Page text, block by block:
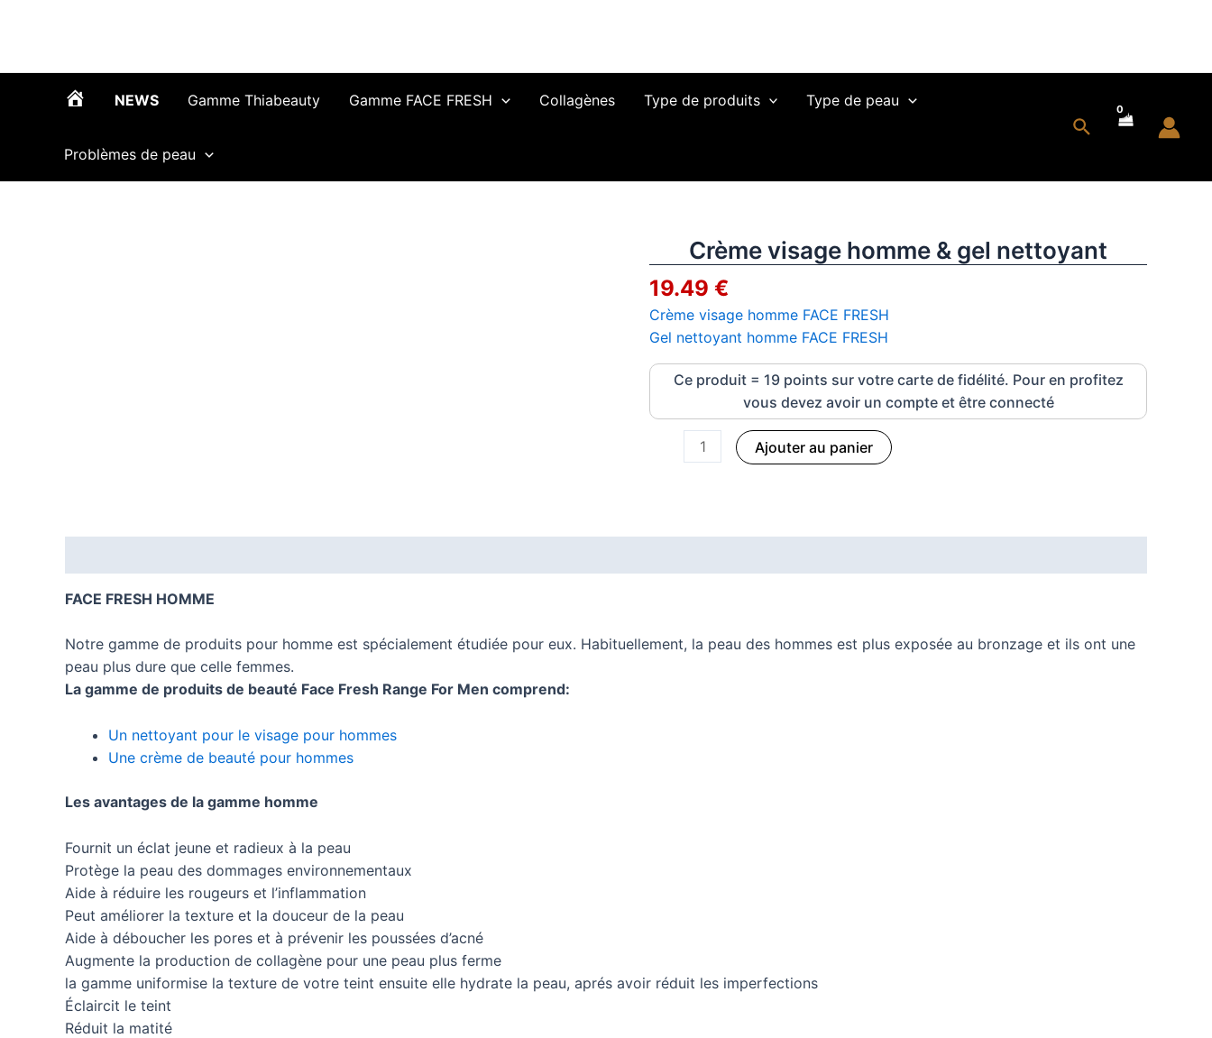
h
F
c
e
NEWS Gamme Thiabeauty Gamme FACE FRESH Collagènes Type de produits Type de peau
Problèmes de peau
Rechercher
Crème visage homme & gel nettoyant
19.49 €
Crème visage homme FACE FRESH
Gel nettoyant homme FACE FRESH
Ce produit = 19 points sur votre carte de fidélité. Pour en profitez
vous devez avoir un compte et être connecté
quantité
de
Crème
visage
homme
&
Ajouter au panier
FACE FRESH HOMME
Notre gamme de produits pour homme est spécialement étudiée pour eux. Habituellement, la peau des hommes est plus exposée au bronzage et ils ont une
peau plus dure que celle femmes.
La gamme de produits de beauté Face Fresh Range For Men comprend:
Un nettoyant pour le visage pour hommes
Une crème de beauté pour hommes
Les avantages de la gamme homme
Fournit un éclat jeune et radieux à la peau
Protège la peau des dommages environnementaux
Aide à réduire les rougeurs et l’inflammation
Peut améliorer la texture et la douceur de la peau
Aide à déboucher les pores et à prévenir les poussées d’acné
Augmente la production de collagène pour une peau plus ferme
la gamme uniformise la texture de votre teint ensuite elle hydrate la peau, aprés avoir réduit les imperfections
Éclaircit le teint
Réduit la matité